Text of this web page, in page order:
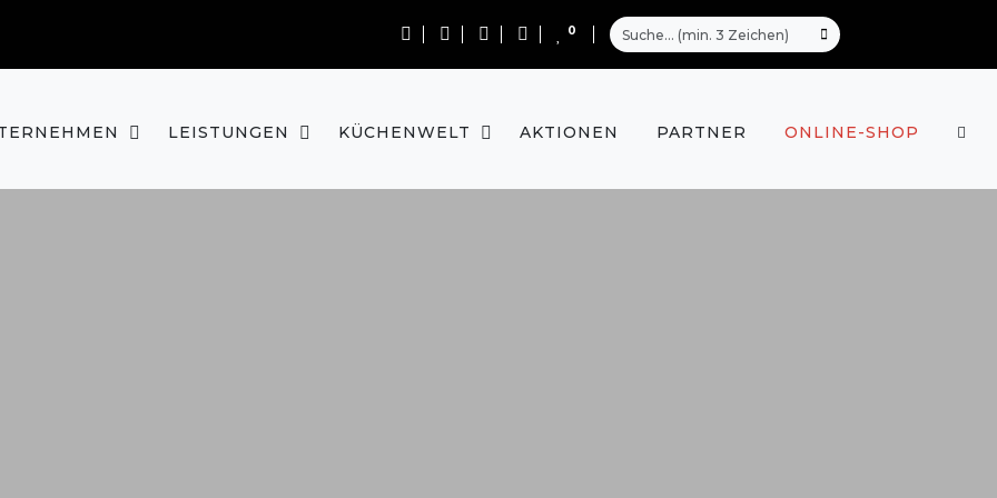
0
LEISTUNGEN KÜCHENWELT AKTIONEN PARTNER ONLINE-SHOP